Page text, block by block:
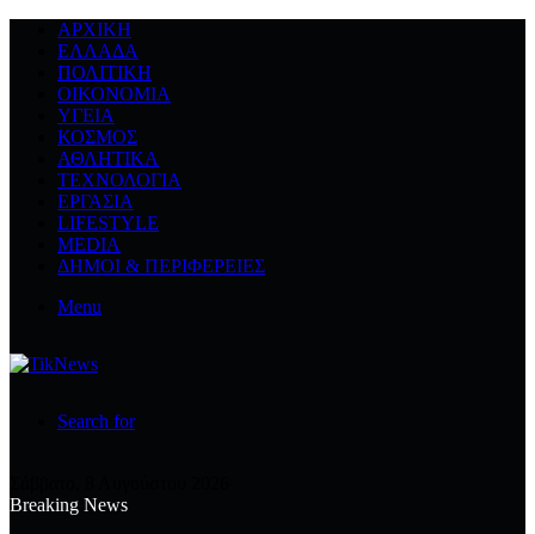
ΑΡΧΙΚΉ
ΕΛΛΆΔΑ
ΠΟΛΙΤΙΚΉ
ΟΙΚΟΝΟΜΊΑ
ΥΓΕΊΑ
ΚΌΣΜΟΣ
ΑΘΛΗΤΙΚΆ
ΤΕΧΝΟΛΟΓΙΆ
ΕΡΓΑΣΊΑ
LIFESTYLE
MEDIA
ΔΉΜΟΙ & ΠΕΡΙΦΈΡΕΙΕΣ
Menu
Search for
Breaking News